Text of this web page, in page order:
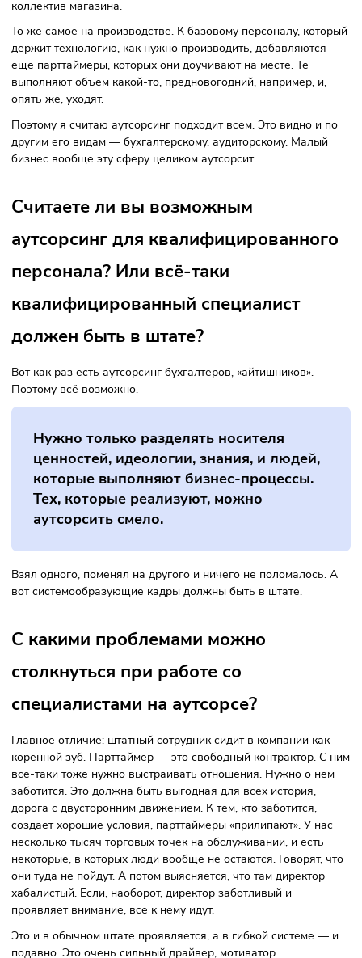
На мой взгляд, в этой неэффективность и есть причина
проблемы кадрового голода. Нам людей в стране
просто нужно ими правильно управлять. А правильное
управление — это гибкость. Не как магазин, который
людей и он их держит, хотя утром они могут просто
курить бамбук. Аутсорсинг — это часть глобального
шеринг, когда мы ресурс используем строго тогда, когда
нужен, on demand. Машину, квартиру не покупаем —
аренду. Даже пауэрбанк в кафе берём в аренду,
Аутсорсинг равно шеринг: ты берёшь в
аренду сторонние ресурсы.
партнёры с сайта «Самозанятые.рф», — эволюция рынка
системы.
Каким компаниям точно нужен
аутсорсинг, а для каких — это
необязательно?
постоянный штат — это база. Давайте снова на примере
торговой точки. В её случае — это директор магазина
онбордят парттаймера, держат культуру торговой точки.
прибежал человек со стороны, в приложении у него
«Заменить ценники». Он уже знает, как это делать: он их
напечатал, крест-накрест сложил и во всём магазине
поменял. За пять часов справился — ушёл. Параллельно
ним пришёл другой, разгрузил газельку за пару часов,
разложил и тоже ушёл. Третий проверил просрочку,
четвёртый вечером на кассе постоял. Вот такая история:
много-много парттаймеров и небольшой постоянный
коллектив магазина.
То же самое на производстве. К базовому персоналу,
держит технологию, как нужно производить,
ещё парттаймеры, которых они доучивают на месте. Те
выполняют объём какой-то, предновогодний, например,
опять же, уходят.